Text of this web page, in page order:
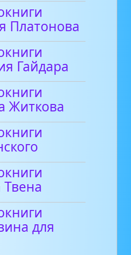
Платонова
Гайдара
Житкова
для